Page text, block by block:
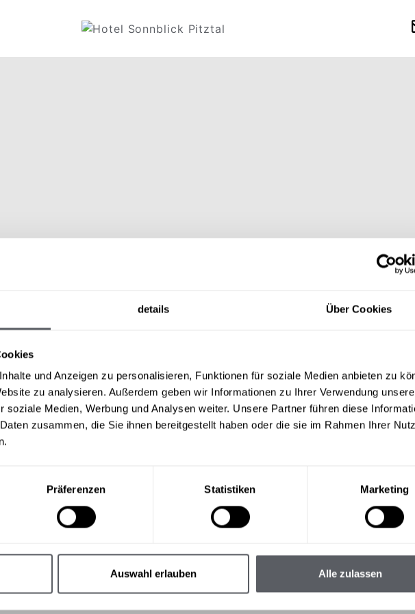
details Über Cookies
und Anzeigen zu personalisieren, Funktionen für soziale Medien anbieten zu
zu analysieren. Außerdem geben wir Informationen zu Ihrer Verwendung
soziale Medien, Werbung und Analysen weiter. Unsere Partner führen diese
zusammen, die Sie ihnen bereitgestellt haben oder die sie im Rahmen Ihrer
Präferenzen Statistiken Marketing
Auswahl erlauben Alle zulassen
was not found!
HOTEL